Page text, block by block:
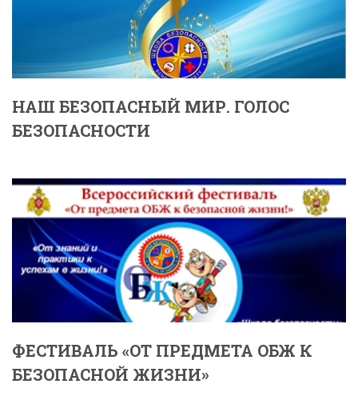
НАШ БЕЗОПАСНЫЙ МИР. ГОЛОС
БЕЗОПАСНОСТИ
ФЕСТИВАЛЬ «ОТ ПРЕДМЕТА ОБЖ К
БЕЗОПАСНОЙ ЖИЗНИ»